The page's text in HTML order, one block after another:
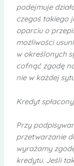
podejmuje
czegoś takiego
oparciu o
możliwości
w określonych
cofnąć zgodę
nie w każdej
Kredyt
Przy
przetwarzanie
wyrażamy
kredytu. Jeśli